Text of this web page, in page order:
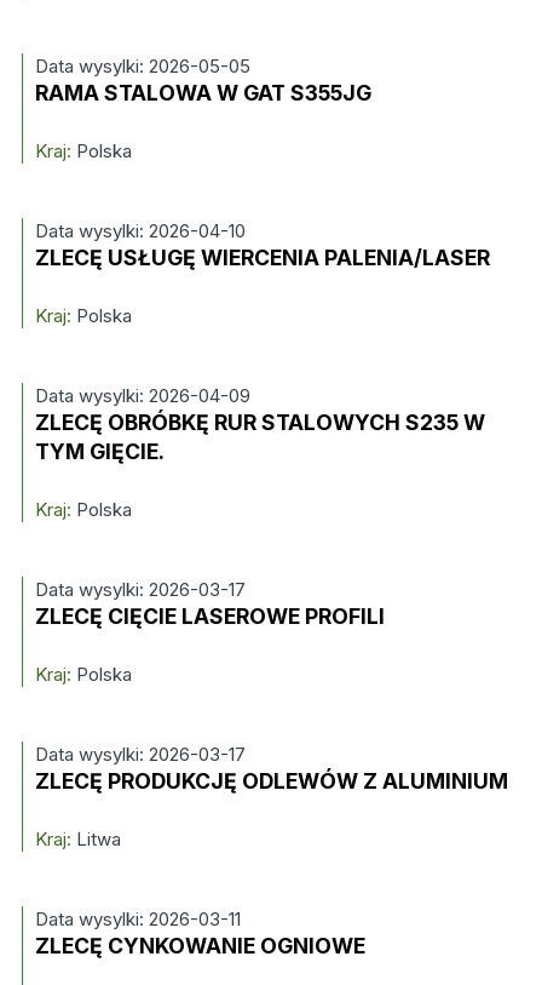
Data wysylki: 2026-05-05
RAMA STALOWA W GAT S355JG
Kraj: Polska
Data wysylki: 2026-04-10
ZLECĘ USŁUGĘ WIERCENIA PALENIA/LASER
Kraj: Polska
Data wysylki: 2026-04-09
ZLECĘ OBRÓBKĘ RUR STALOWYCH S235 W
TYM GIĘCIE.
Kraj: Polska
Data wysylki: 2026-03-17
ZLECĘ CIĘCIE LASEROWE PROFILI
Kraj: Polska
Data wysylki: 2026-03-17
ZLECĘ PRODUKCJĘ ODLEWÓW Z ALUMINIUM
Kraj: Litwa
Data wysylki: 2026-03-11
ZLECĘ CYNKOWANIE OGNIOWE